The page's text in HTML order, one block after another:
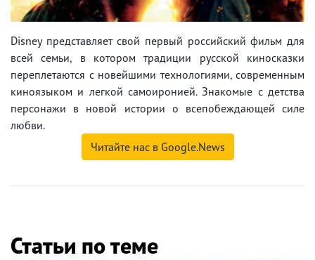
Disney представляет свой первый российский фильм для
всей семьи, в котором традиции русской киносказки
переплетаются с новейшими технологиями, современным
киноязыком и легкой самоиронией. Знакомые с детства
персонажи в новой истории о всепобеждающей силе
любви.
Читайте нас в Google.News
Статьи по теме